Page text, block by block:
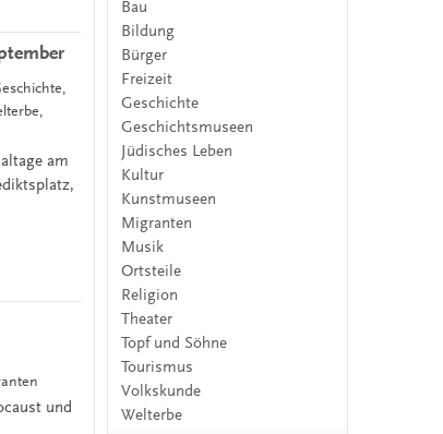
am
und
Bau
Bildung
Bürger
Freizeit
Geschichte
Geschichtsmuseen
Jüdisches Leben
Kultur
Kunstmuseen
Migranten
Musik
Ortsteile
Religion
Theater
Topf und Söhne
Tourismus
Volkskunde
Welterbe